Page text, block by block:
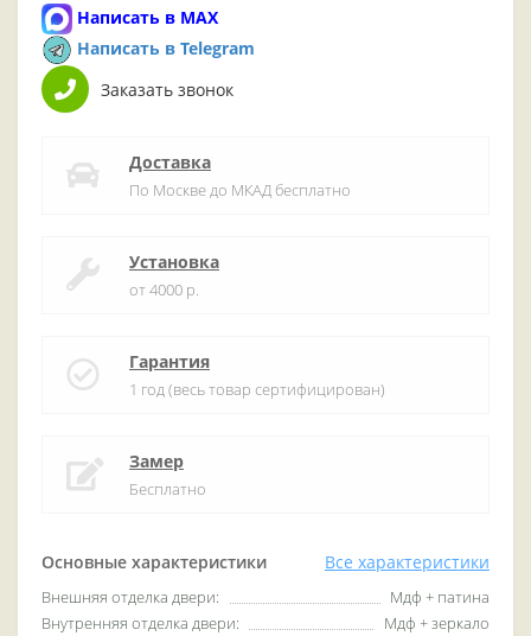
Основные характеристики Все характеристики
Внешняя отделка двери:
Мдф + патина
Внутренняя отделка двери:
Мдф + зеркало
Написать в MAX
Написать в Telegram
Заказать звонок
Доставка
По Москве до МКАД бесплатно
Установка
от 4000 р.
Гарантия
1 год (весь товар сертифицирован)
Замер
Бесплатно